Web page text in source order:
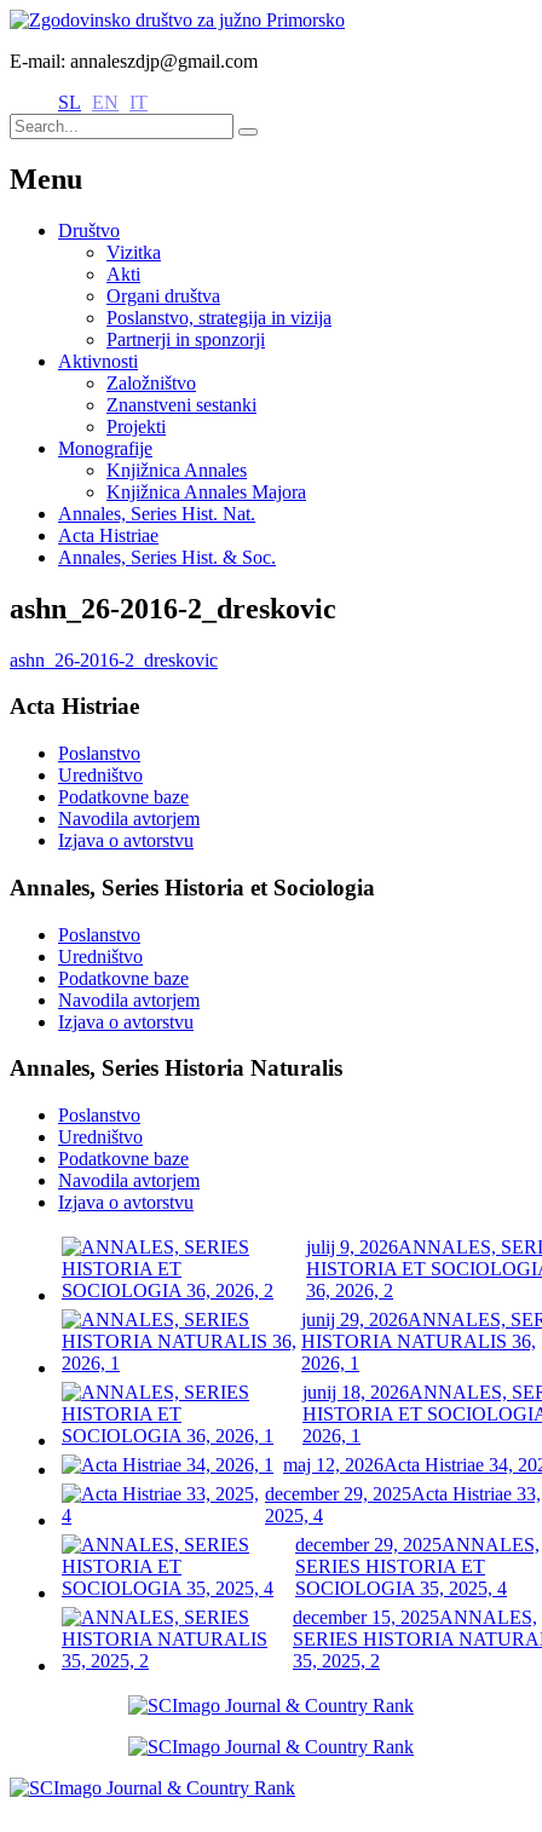
E-mail: annaleszdjp@gmail.com
SL EN IT
Menu
Društvo
Vizitka
Akti
Organi društva
Poslanstvo, strategija in vizija
Partnerji in sponzorji
Aktivnosti
Založništvo
Znanstveni sestanki
Projekti
Monografije
Knjižnica Annales
Knjižnica Annales Majora
Annales, Series Hist. Nat.
Acta Histriae
Annales, Series Hist. & Soc.
ashn_26-2016-2_dreskovic
ashn_26-2016-2_dreskovic
Acta Histriae
Poslanstvo
Uredništvo
Podatkovne baze
Navodila avtorjem
Izjava o avtorstvu
Annales, Series Historia et Sociologia
Poslanstvo
Uredništvo
Podatkovne baze
Navodila avtorjem
Izjava o avtorstvu
Annales, Series Historia Naturalis
Poslanstvo
Uredništvo
Podatkovne baze
Navodila avtorjem
Izjava o avtorstvu
julij 9, 2026ANNALES,
HISTORIA ET
36, 2026, 2
junij 29, 2026ANNALES,
HISTORIA NATURALIS 36,
2026, 1
junij 18, 2026ANNALES,
HISTORIA ET
2026, 1
maj 12, 2026Acta Histriae 34,
december 29, 2025Acta Histriae 33,
2025, 4
december 29, 2025ANNALES,
SERIES HISTORIA ET
SOCIOLOGIA 35, 2025, 4
december 15, 2025ANNALES,
SERIES HISTORIA
35, 2025, 2